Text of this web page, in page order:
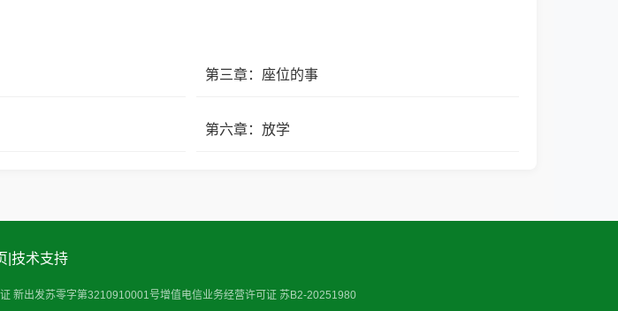
第三章：座位的事
第六章：放学
技术支持
新出发苏零字第3210910001号增值电信业务经营许可证 苏B2-20251980